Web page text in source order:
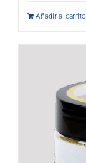
Añadir al carrito